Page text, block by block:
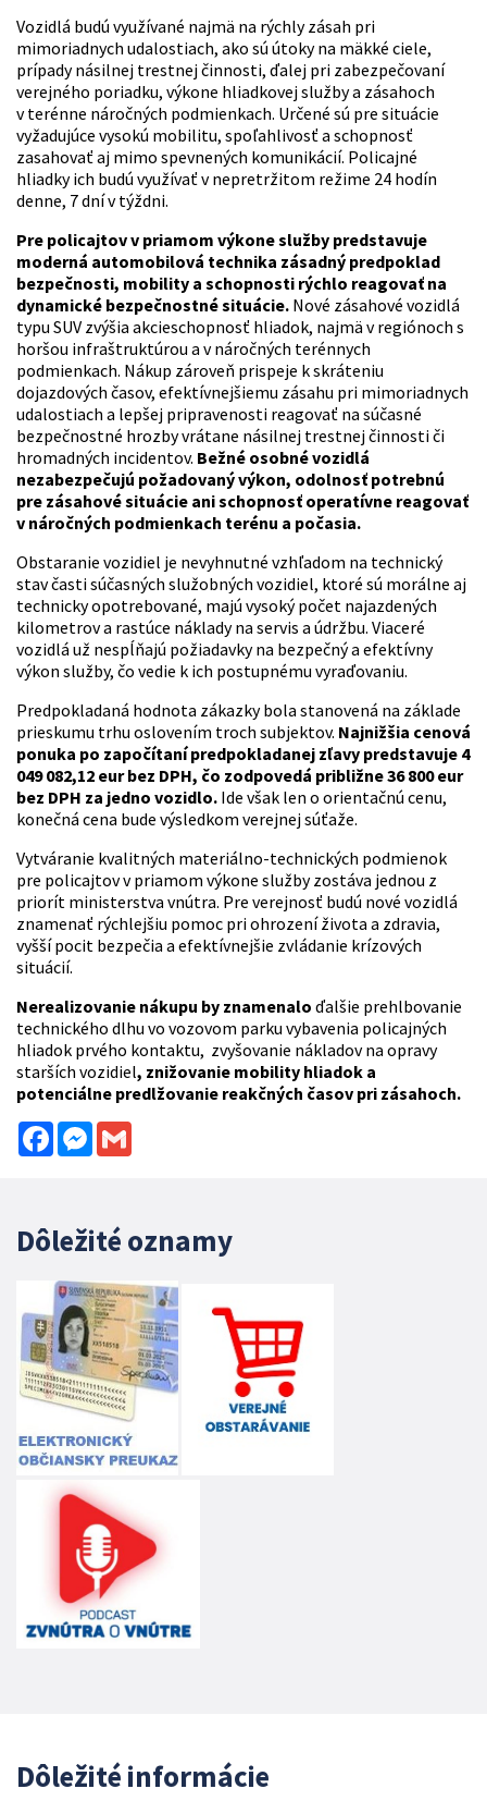
Vozidlá budú využívané najmä na rýchly zásah pri
mimoriadnych udalostiach, ako sú útoky na mäkké ciele,
prípady násilnej trestnej činnosti, ďalej pri zabezpečovaní
verejného poriadku, výkone hliadkovej služby a zásahoch
v terénne náročných podmienkach. Určené sú pre situácie
vyžadujúce vysokú mobilitu, spoľahlivosť a schopnosť
zasahovať aj mimo spevnených komunikácií. Policajné
hliadky ich budú využívať v nepretržitom režime 24 hodín
denne, 7 dní v týždni.
Pre policajtov v priamom výkone služby predstavuje
moderná automobilová technika zásadný predpoklad
bezpečnosti, mobility a schopnosti rýchlo reagovať na
dynamické bezpečnostné situácie. Nové zásahové vozidlá
typu SUV zvýšia akcieschopnosť hliadok, najmä v regiónoch s
horšou infraštruktúrou a v náročných terénnych
podmienkach. Nákup zároveň prispeje k skráteniu
dojazdových časov, efektívnejšiemu zásahu pri mimoriadnych
udalostiach a lepšej pripravenosti reagovať na súčasné
bezpečnostné hrozby vrátane násilnej trestnej činnosti či
hromadných incidentov. Bežné osobné vozidlá
nezabezpečujú požadovaný výkon, odolnosť potrebnú
pre zásahové situácie ani schopnosť operatívne reagovať
v náročných podmienkach terénu a počasia.
Obstaranie vozidiel je nevyhnutné vzhľadom na technický
stav časti súčasných služobných vozidiel, ktoré sú morálne aj
technicky opotrebované, majú vysoký počet najazdených
kilometrov a rastúce náklady na servis a údržbu. Viaceré
vozidlá už nespĺňajú požiadavky na bezpečný a efektívny
výkon služby, čo vedie k ich postupnému vyraďovaniu.
Predpokladaná hodnota zákazky bola stanovená na základe
prieskumu trhu oslovením troch subjektov. Najnižšia cenová
ponuka po započítaní predpokladanej zľavy predstavuje 4
049 082,12 eur bez DPH, čo zodpovedá približne 36 800 eur
bez DPH za jedno vozidlo. Ide však len o orientačnú cenu,
konečná cena bude výsledkom verejnej súťaže.
Vytváranie kvalitných materiálno-technických podmienok
pre policajtov v priamom výkone služby zostáva jednou z
priorít ministerstva vnútra. Pre verejnosť budú nové vozidlá
znamenať rýchlejšiu pomoc pri ohrození života a zdravia,
vyšší pocit bezpečia a efektívnejšie zvládanie krízových
situácií.
Nerealizovanie nákupu by znamenalo ďalšie prehlbovanie
technického dlhu vo vozovom parku vybavenia policajných
hliadok prvého kontaktu, zvyšovanie nákladov na opravy
starších vozidiel, znižovanie mobility hliadok a
potenciálne predlžovanie reakčných časov pri zásahoch.
FacebookMessenger
Dôležité oznamy
Dôležité informácie